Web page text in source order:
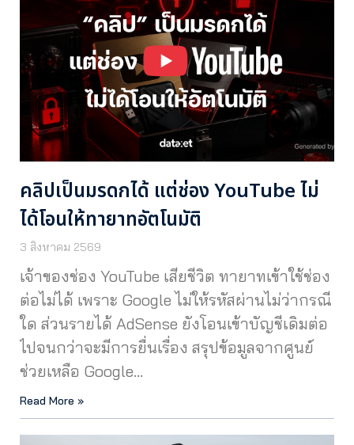
คลิปเป็นมรดกได้ แต่ช่อง YouTube ไม่
ได้โอนให้ทายาทอัตโนมัติ
3 สิงหาคม 2569
เจ้าของช่อง YouTube เสียชีวิต ทายาทเข้าใช้ช่อง
ต่อไม่ได้ เพราะ Google ไม่ให้รหัสผ่านไม่ว่ากรณี
ใด ส่วนรายได้ AdSense ยังโอนเข้าบัญชีเดิมต่อ
ไปจนกว่าจะมีการยื่นเรื่อง สรุปข้อมูลจากศูนย์
ช่วยเหลือ Google…
Read More »